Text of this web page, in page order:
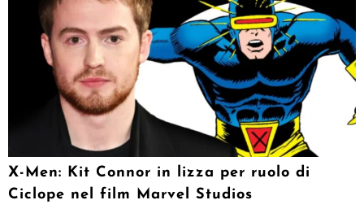
X-Men: Kit Connor in lizza per ruolo di
Ciclope nel film Marvel Studios